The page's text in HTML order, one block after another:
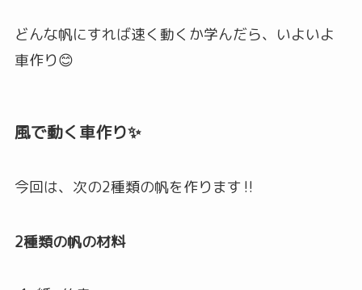
どんな帆にすれば速く動くか学んだら、いよいよ
車作り😊
風で動く車作り✨
今回は、次の2種類の帆を作ります‼
2種類の帆の材料